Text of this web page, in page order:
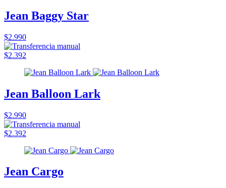
Jean Baggy Star
$2.990
$2.392
Jean Balloon Lark
$2.990
$2.392
Jean Cargo